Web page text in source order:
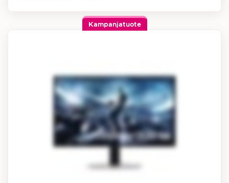
Kampanjatuote